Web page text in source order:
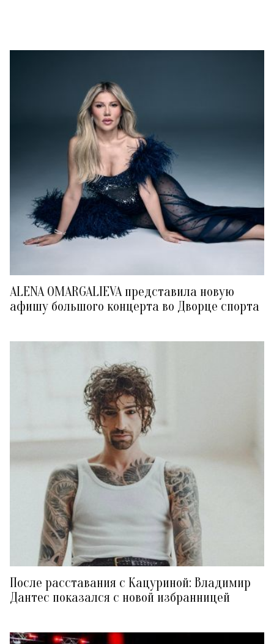
ALENA OMARGALIEVA представила новую
афишу большого концерта во Дворце спорта
После расставания с Кацуриной: Владимир
Дантес показался с новой избранницей